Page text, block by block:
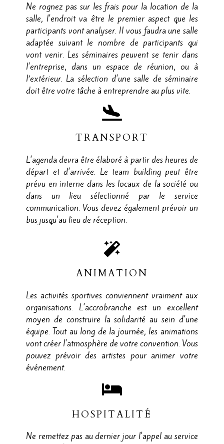
Ne rognez pas sur les frais pour la location de la
salle, l'endroit va être le premier aspect que les
participants vont analyser. Il vous faudra une salle
adaptée suivant le nombre de participants qui
vont venir. Les séminaires peuvent se tenir dans
l'entreprise, dans un espace de réunion, ou à
l’extérieur. La sélection d'une salle de séminaire
doit être votre tâche à entreprendre au plus vite.
TRANSPORT
L'agenda devra être élaboré à partir des heures de
départ et d'arrivée. Le team building peut être
prévu en interne dans les locaux de la société ou
dans un lieu sélectionné par le service
communication. Vous devez également prévoir un
bus jusqu'au lieu de réception.
ANIMATION
Les activités sportives conviennent vraiment aux
organisations. L'accrobranche est un excellent
moyen de construire la solidarité au sein d'une
équipe. Tout au long de la journée, les animations
vont créer l'atmosphère de votre convention. Vous
pouvez prévoir des artistes pour animer votre
événement.
HOSPITALITÉ
Ne remettez pas au dernier jour l'appel au service